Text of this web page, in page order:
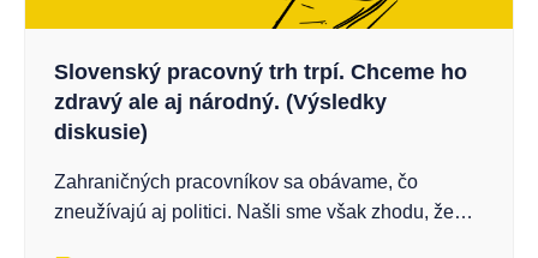
Slovenský pracovný trh trpí. Chceme ho
zdravý ale aj národný. (Výsledky
diskusie)
Zahraničných pracovníkov sa obávame, čo
zneužívajú aj politici. Našli sme však zhodu, že